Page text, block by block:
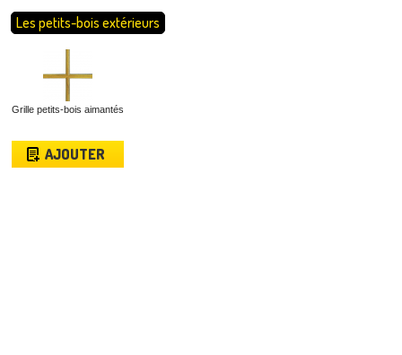
Les petits-bois extérieurs
Grille petits-bois aimantés
AJOUTER